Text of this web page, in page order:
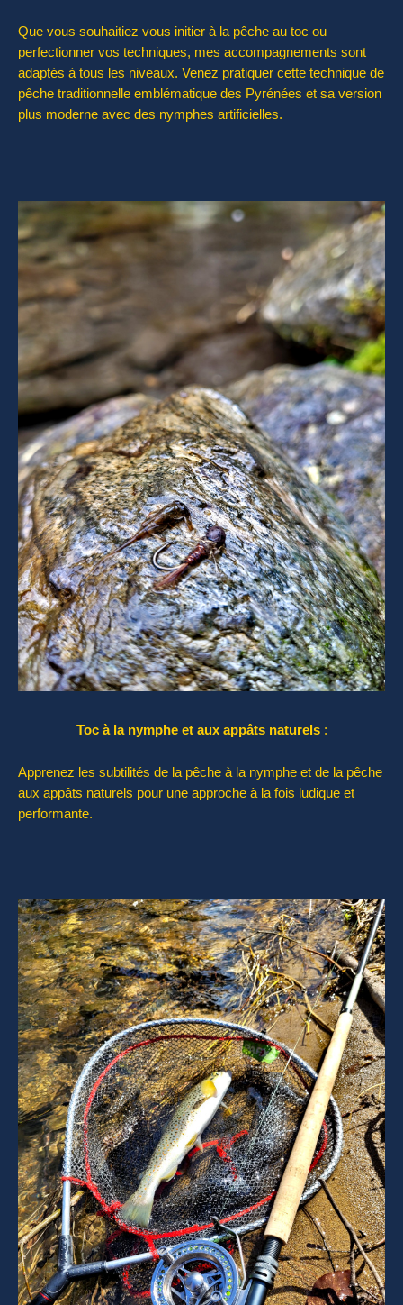
Que vous souhaitiez vous initier à la pêche au toc ou
perfectionner vos techniques, mes accompagnements sont
adaptés à tous les niveaux. Venez pratiquer cette technique de
pêche traditionnelle emblématique des Pyrénées et sa version
plus moderne avec des nymphes artificielles.
Toc à la nymphe et aux appâts naturels:
Apprenez les subtilités de la pêche à la nymphe et de la pêche
aux appâts naturels pour une approche à la fois ludique et
performante.